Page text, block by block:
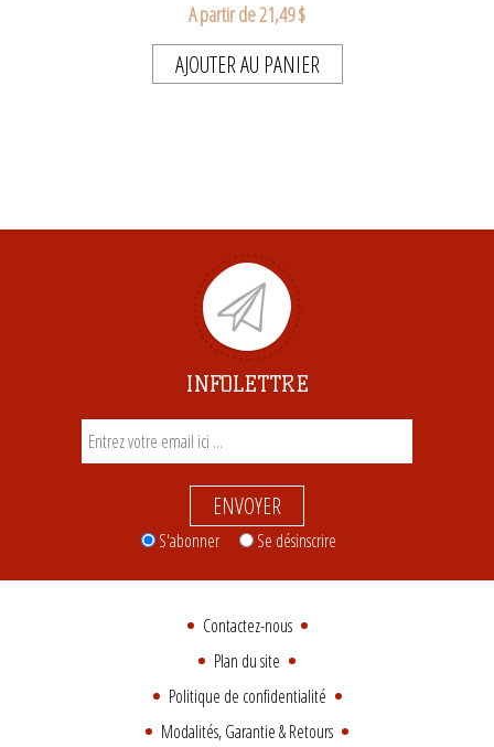
A partir de 21,49 $
AJOUTER AU PANIER
INFOLETTRE
ENVOYER
S'abonner Se désinscrire
Contactez-nous
Plan du site
Politique de confidentialité
Modalités, Garantie & Retours